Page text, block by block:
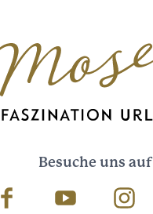
Besuche uns auf
Facebook Youtube